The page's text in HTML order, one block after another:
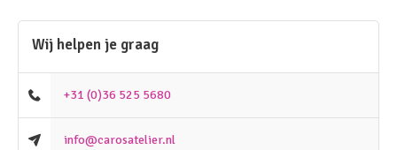
Wij helpen je graag
+31 (0)36 525 5680
info@carosatelier.nl